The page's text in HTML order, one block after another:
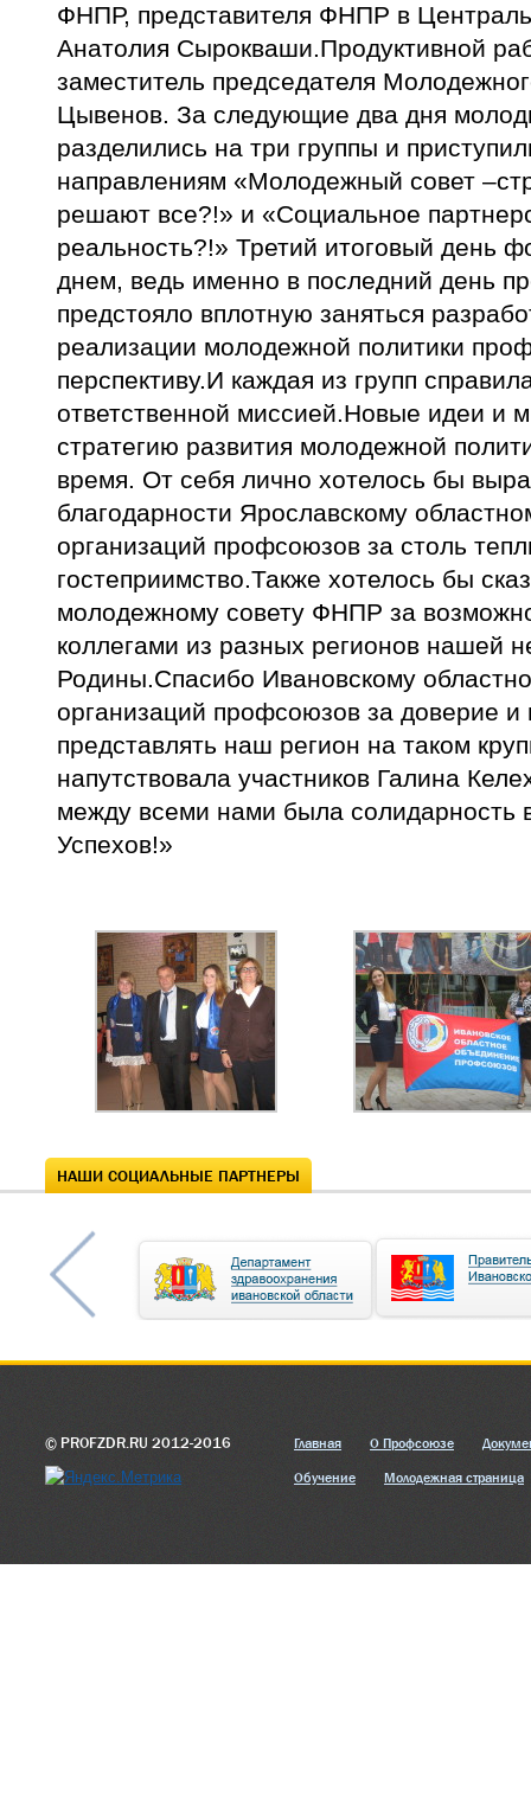
ФНПР, представителя ФНПР в
Анатолия Сырокваши.Продуктивной
заместитель председателя
Цывенов. За следующие два дня
разделились на три группы и
направлениям «Молодежный совет
решают все?!» и «Социальное
реальность?!» Третий итоговый день
днем, ведь именно в последний день
предстояло вплотную заняться
реализации молодежной политики
перспективу.И каждая из групп
ответственной миссией.Новые идеи и
стратегию развития молодежной
время. От себя лично хотелось бы
благодарности Ярославскому
организаций профсоюзов за столь
гостеприимство.Также хотелось бы
молодежному совету ФНПР за
коллегами из разных регионов нашей
Родины.Спасибо Ивановскому
организаций профсоюзов за доверие и
представлять наш регион на таком
напутствовала участников Галина
между всеми нами была солидарность
Успехов!»
НАШИ СОЦИАЛЬНЫЕ ПАРТНЕРЫ
© PROFZDR.RU 2012-2016 Главная О Профсоюзе
Обучение Молодежная страница